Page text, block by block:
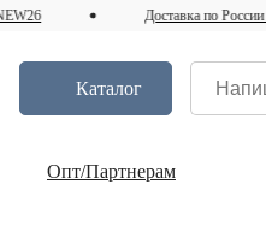
Доставка по России и СНГ
Каталог
Опт/Партнерам